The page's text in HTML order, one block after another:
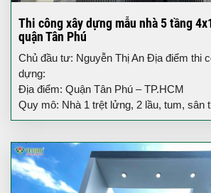
Thi công xây dựng mẫu nhà 5 tầng
quận Tân Phú
Chủ đầu tư: Nguyễn Thị An Địa điểm thi
dựng:
Địa điểm: Quận Tân Phú – TP.HCM
Quy mô: Nhà 1 trệt lửng, 2 lầu, tum, sân